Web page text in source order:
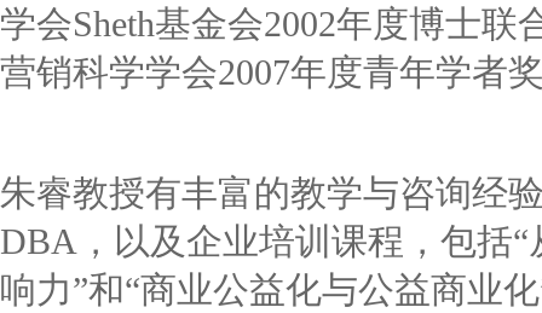
学会Sheth基金会2002年度博士
营销科学学会2007年度青年学者
朱睿教授有丰富的教学与咨询经
DBA，以及企业培训课程，包括
响力”和“商业公益化与公益商业